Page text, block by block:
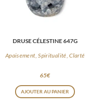
DRUSE CÉLESTINE 647G
Apaisement, Spiritualité, Clarté
65€
AJOUTER AU PANIER